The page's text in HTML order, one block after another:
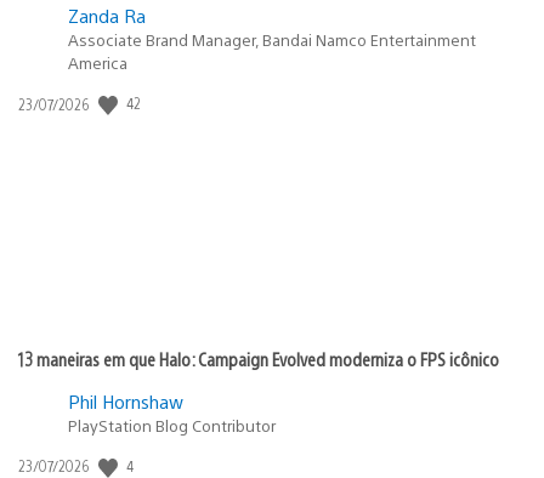
Zanda Ra
Associate Brand Manager, Bandai Namco Entertainment
America
Data
23/07/2026 42
13 maneiras em que Halo: Campaign Evolved moderniza o FPS icônico
Phil Hornshaw
PlayStation Blog Contributor
Data
23/07/2026 4